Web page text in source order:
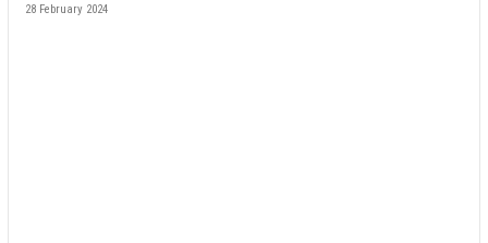
28 February 2024